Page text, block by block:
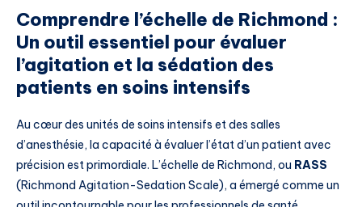
Comprendre l’échelle de Richmond :
Un outil essentiel pour évaluer
l’agitation et la sédation des
patients en soins intensifs
Au cœur des unités de soins intensifs et des salles
d’anesthésie, la capacité à évaluer l’état d’un patient avec
précision est primordiale. L’échelle de Richmond, ou RASS
(Richmond Agitation-Sedation Scale), a émergé comme un